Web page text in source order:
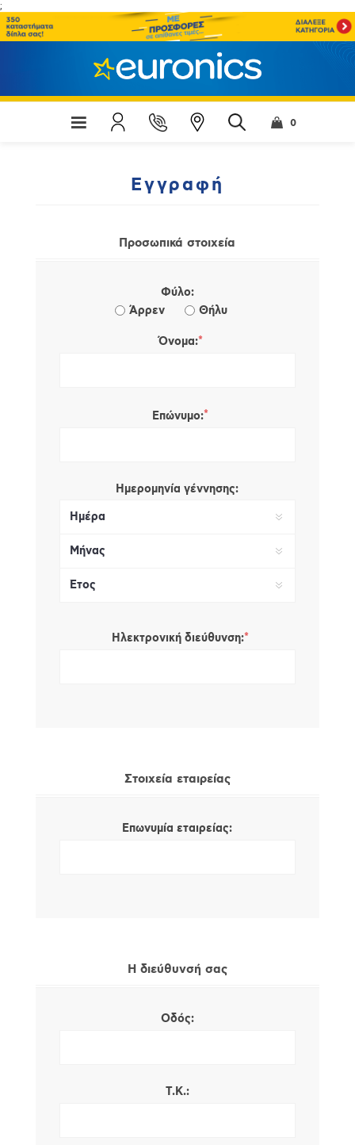
;
0
Εγγραφή
Προσωπικά στοιχεία
Φύλο:
Άρρεν
Θήλυ
Όνομα:*
Επώνυμο:*
Ημερομηνία γέννησης:
Ηλεκτρονική διεύθυνση:*
Στοιχεία εταιρείας
Επωνυμία εταιρείας:
Η διεύθυνσή σας
Οδός:
Τ.Κ.: